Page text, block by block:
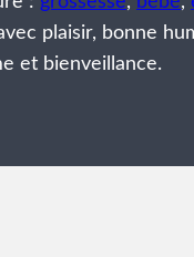
plaisir, bonne
et bienveillance.